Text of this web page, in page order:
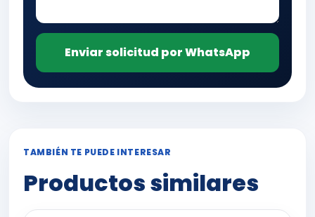
Enviar solicitud por WhatsApp
TAMBIÉN TE PUEDE INTERESAR
Productos similares